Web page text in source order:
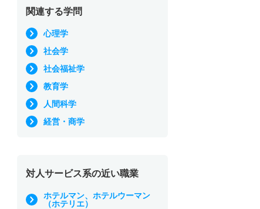
関連する学問
心理学
社会学
社会福祉学
教育学
人間科学
経営・商学
対人サービス系の近い職業
ホテルマン、ホテルウーマン
（ホテリエ）